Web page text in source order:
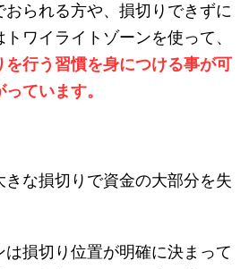
られる方や、損切りできずに
ワイライトゾーンを使って、
行う習慣を身につける事が可
ています。
な損切りで資金の大部分を失
は損切り位置が明確に決まって